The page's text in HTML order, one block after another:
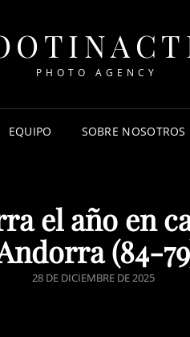
PHOTO AGENCY
EQUIPO SOBRE NOSOTROS
el año en
(84-
28 DE DICIEMBRE DE 2025